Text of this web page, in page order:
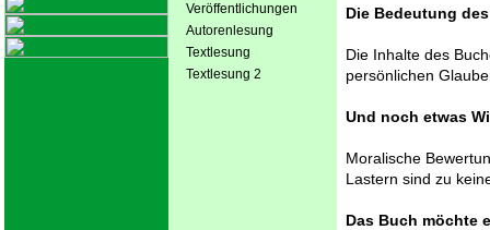
Veröffentlichungen
Autorenlesung
Textlesung
Textlesung 2
Die Bedeutung
Die Inhalte des
persönlichen
Und noch etwas
Moralische
Lastern sind zu
Das Buch möchte